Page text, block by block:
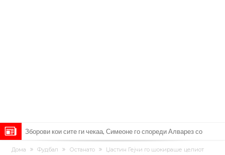
Реал Мадрид ја прекинува потрагата по нов играч за врска
Мекгрегор успешно опериран: Коленото е средено, се враќам
Дома Фудбал Останато
Џастин Гејчи го шокираше целиот